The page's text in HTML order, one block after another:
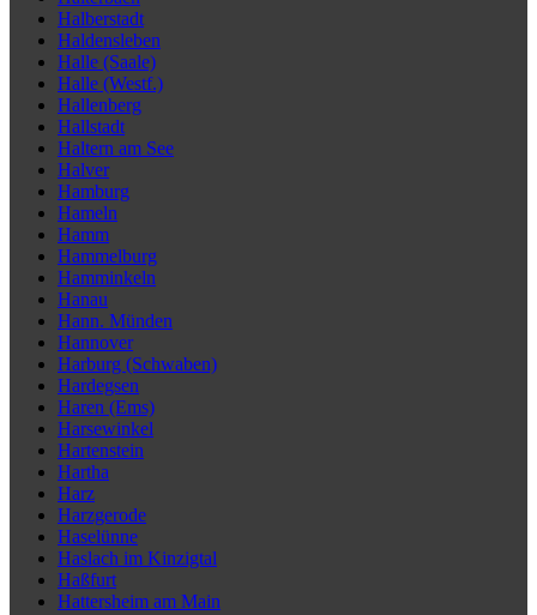
Halberstadt
Haldensleben
Halle (Saale)
Halle (Westf.)
Hallenberg
Hallstadt
Haltern am See
Halver
Hamburg
Hameln
Hamm
Hammelburg
Hamminkeln
Hanau
Hann. Münden
Hannover
Harburg (Schwaben)
Hardegsen
Haren (Ems)
Harsewinkel
Hartenstein
Hartha
Harz
Harzgerode
Haselünne
Haslach im Kinzigtal
Haßfurt
Hattersheim am Main